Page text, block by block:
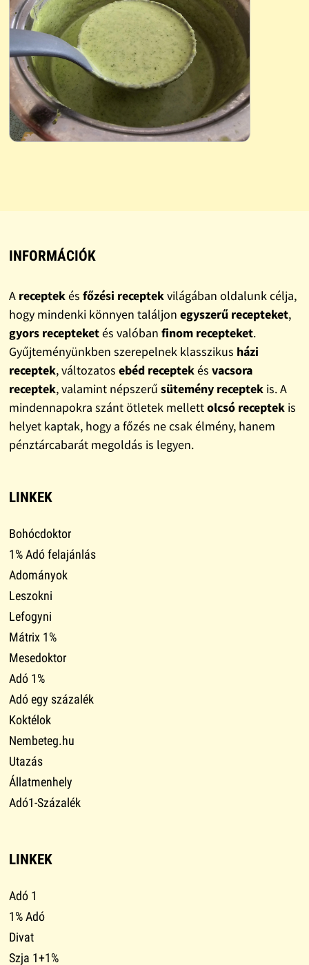
INFORMÁCIÓK
A receptekés főzési receptekvilágában oldalunk célja,
hogy mindenki könnyen találjon egyszerű recepteket,
gyors recepteketés valóban finom recepteket.
Gyűjteményünkben szerepelnek klasszikus házi
receptek, változatos ebéd receptekés vacsora
receptek, valamint népszerű sütemény receptekis. A
mindennapokra szánt ötletek mellettolcsó receptekis
helyet kaptak, hogy a főzés ne csak élmény, hanem
pénztárcabarát megoldás is legyen.
LINKEK
Bohócdoktor
1% Adó felajánlás
Adományok
Leszokni
Lefogyni
Mátrix 1%
Mesedoktor
Adó 1%
Adó egy százalék
Koktélok
Nembeteg.hu
Utazás
Állatmenhely
Adó1-Százalék
LINKEK
Adó 1
1% Adó
Divat
Szja 1+1%